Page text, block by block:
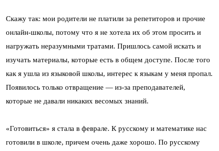
Скажу так: мои родители не платили за репетиторов и прочие
онлайн-школы, потому что я не хотела их об этом просить и
нагружать неразумными тратами. Пришлось самой искать и
изучать материалы, которые есть в общем доступе. После того
как я ушла из языковой школы, интерес к языкам у меня пропал.
Появилось только отвращение — из-за преподавателей,
которые не давали никаких весомых знаний.
«Готовиться» я стала в феврале. К русскому и математике нас
готовили в школе, причем очень даже хорошо. По русскому